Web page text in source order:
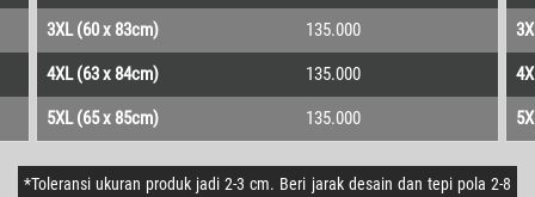
3XL (60 x 83cm) 135.000
4XL (63 x 84cm) 135.000
5XL (65 x 85cm) 135.000
*Toleransi ukuran produk jadi 2-3 cm. Beri jarak desain dan tepi pola 2-8